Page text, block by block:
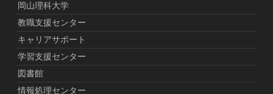
岡山理科大学
教職支援センター
キャリアサポート
学習支援センター
図書館
情報処理センター